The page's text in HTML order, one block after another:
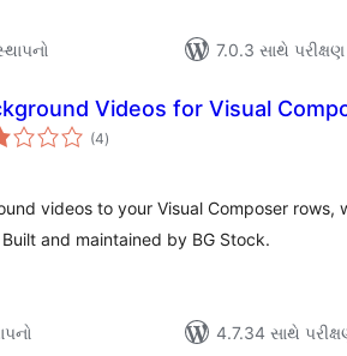
7.0.3 સાથે
Videos for Visual
(4કુલ
રેટિંગ્સ
)
videos to your Visual Composer rows,
and maintained by BG Stock.
4.7.34 સાથે